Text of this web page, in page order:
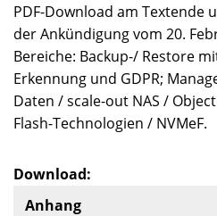
PDF-Download am Textende
der Ankündigung vom 20.
Bereiche: Backup-/ Restore
Erkennung und GDPR;
Daten / scale-out NAS /
Flash-Technologien / NVMeF.
Download:
Anhang